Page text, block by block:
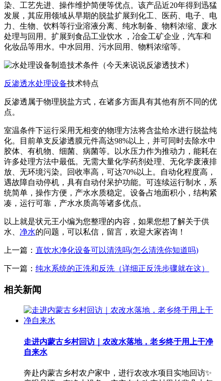
染、工艺先进、操作维护简便等优点。该产品近20年得到迅猛
发展，其应用领域从早期的脱盐扩展到化工、医药、电子、电
力、生物、饮料等行业溶液分离、纯水制备、物料浓缩、废水
处理与回用。扩展到食品工业饮水 ，冶金工矿企业，汽车和
化妆品等用水。中水回用、污水回用、物料浓缩等。
反渗透水处理设备技术特点
反渗透属于物理脱盐方式，在诸多方面具有其他有所不同的优
点。
室温条件下运行采用无相变的物理方法将含盐给水进行脱盐纯
化。目前单支反渗透膜元件高达98%以上，并可同时去除水中
胶体、有机物、细菌、病菌等。以水压力作为推动力，能耗在
许多处理方法中最低。无需大量化学药剂处理、无化学废液排
放、无环境污染。回收率高，可达70%以上。自动化程度高，
遇故障自动停机，具有自动付呆护功能。可连续运行制水，系
统简单，操作方便，产水水质稳定。设备占地面积小，结构紧
凑，运行可靠，产水水质高等诸多优点。
以上就是状元王小编为您整理的内容，如果您想了解关于供
水、 净水的问题，可以私信，留言，欢迎大家咨询！
上一篇： 直饮水净化设备可以清洗吗(怎么清洗你知道吗)
下一篇： 纯水系统的正洗和反洗（详细正反洗步骤就在这）
相关新闻
走进内蒙古乡村回访｜农改水落地，老乡终于用上干净
自来水
奔赴内蒙古乡村农户家中，进行农改水项目实地回访✨